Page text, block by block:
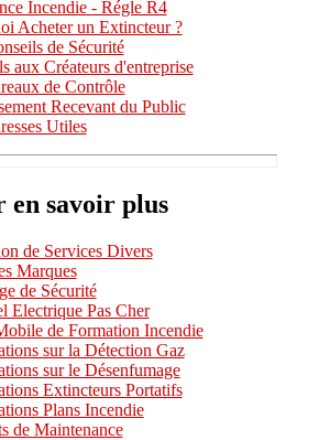
Incendie - Régle R4
Acheter un Extincteur ?
de Sécurité
aux Créateurs d'entreprise
de Contrôle
Recevant du Public
Utiles
en savoir plus
de Services Divers
Marques
de Sécurité
Electrique Pas Cher
de Formation Incendie
sur la Détection Gaz
sur le Désenfumage
Extincteurs Portatifs
Plans Incendie
de Maintenance